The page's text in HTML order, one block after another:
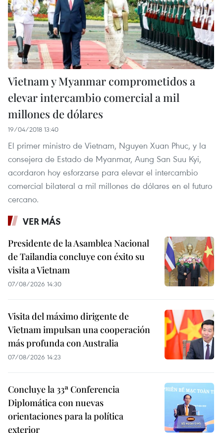
Vietnam y Myanmar comprometidos a
elevar intercambio comercial a mil
millones de dólares
19/04/2018 13:40
El primer ministro de Vietnam, Nguyen Xuan Phuc, y la
consejera de Estado de Myanmar, Aung San Suu Kyi,
acordaron hoy esforzarse para elevar el intercambio
comercial bilateral a mil millones de dólares en el futuro
cercano.
VER MÁS
Presidente de la Asamblea Nacional
de Tailandia concluye con éxito su
visita a Vietnam
07/08/2026 14:30
Visita del máximo dirigente de
Vietnam impulsan una cooperación
más profunda con Australia
07/08/2026 14:23
Concluye la 33ª Conferencia
Diplomática con nuevas
orientaciones para la política
exterior